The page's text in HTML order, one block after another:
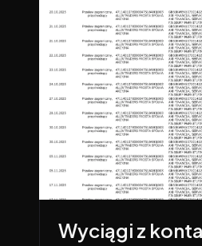
Wyciągi z konta